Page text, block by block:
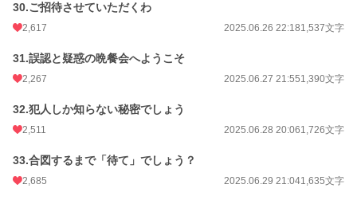
30.ご招待させていただくわ
2,617 2025.06.26 22:181,537文字
31.誤認と疑惑の晩餐会へようこそ
2,267 2025.06.27 21:551,390文字
32.犯人しか知らない秘密でしょう
2,511 2025.06.28 20:061,726文字
33.合図するまで「待て」でしょう？
2,685 2025.06.29 21:041,635文字